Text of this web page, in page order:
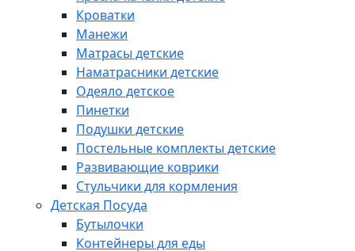
Кроватки
Манежи
Матрасы детские
Наматрасники детские
Одеяло детское
Пинетки
Подушки детские
Постельные комплекты детские
Развивающие коврики
Стульчики для кормления
Детская Посуда
Бутылочки
Контейнеры для еды